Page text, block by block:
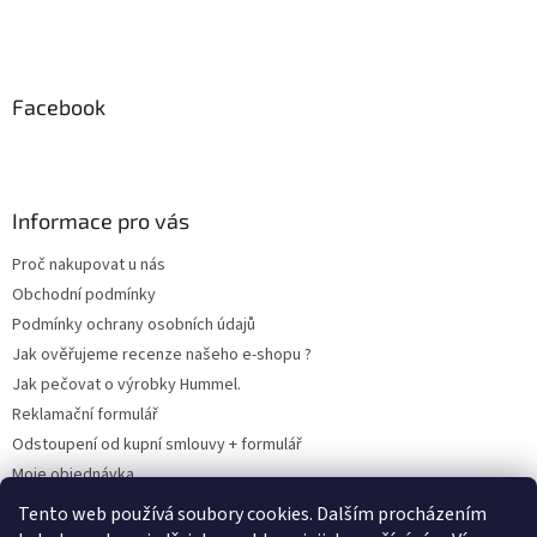
Tento web používá soubory cookies. Dalším procházením
Facebook
Informace pro vás
Proč nakupovat u nás
Obchodní podmínky
Podmínky ochrany osobních údajů
Jak ověřujeme recenze našeho e-shopu ?
Jak pečovat o výrobky Hummel.
Reklamační formulář
Odstoupení od kupní smlouvy + formulář
Moje objednávka
Odstoupení od smlouvy